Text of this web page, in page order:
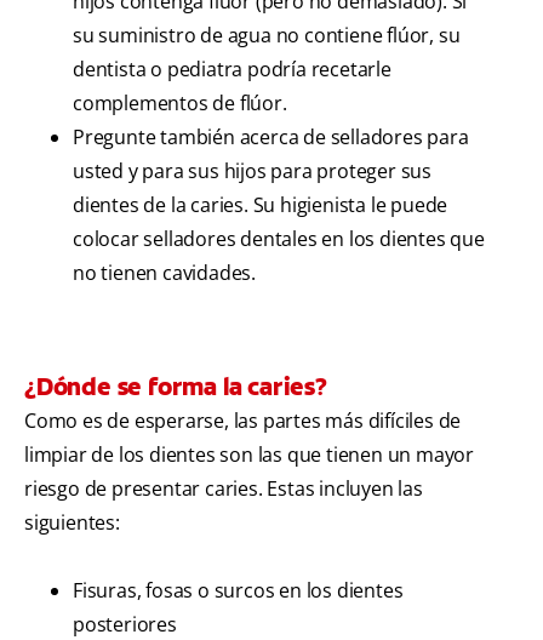
su suministro de agua no contiene flúor, su
dentista o pediatra podría recetarle
complementos de flúor.
Pregunte también acerca de selladores para
usted y para sus hijos para proteger sus
dientes de la caries. Su higienista le puede
colocar selladores dentales en los dientes que
no tienen cavidades.
¿Dónde se forma la caries?
Como es de esperarse, las partes más difíciles de
limpiar de los dientes son las que tienen un mayor
riesgo de presentar caries. Estas incluyen las
siguientes:
Fisuras, fosas o surcos en los dientes
posteriores